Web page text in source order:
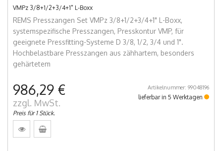
VMPz 3/8+1/2+3/4+1" L-Boxx
REMS Presszangen Set VMPz 3/8+1/2+3/4+1" L-Boxx,
systemspezifische Presszangen, Presskontur VMP, für
geeignete Pressfitting-Systeme D 3/8, 1/2, 3/4 und 1".
Hochbelastbare Presszangen aus zähhartem, besonders
gehärtetem
986,29 €
zzgl. MwSt.
Preis für 1 Stück.
Artikelnummer: 99048196
lieferbar in 5 Werktagen